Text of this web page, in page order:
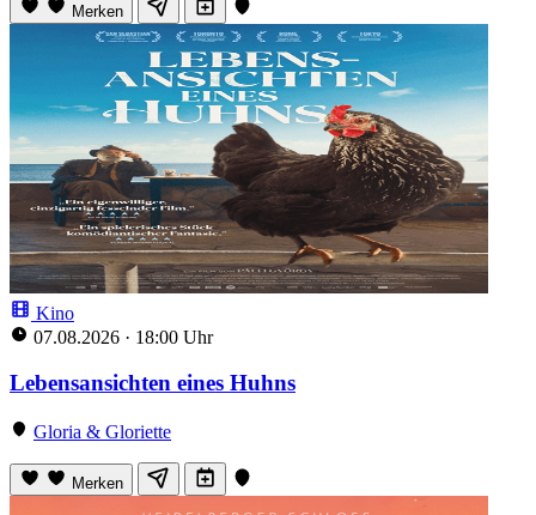
Merken
Kino
07.08.2026 · 18:00 Uhr
Lebensansichten eines Huhns
Gloria & Gloriette
Merken